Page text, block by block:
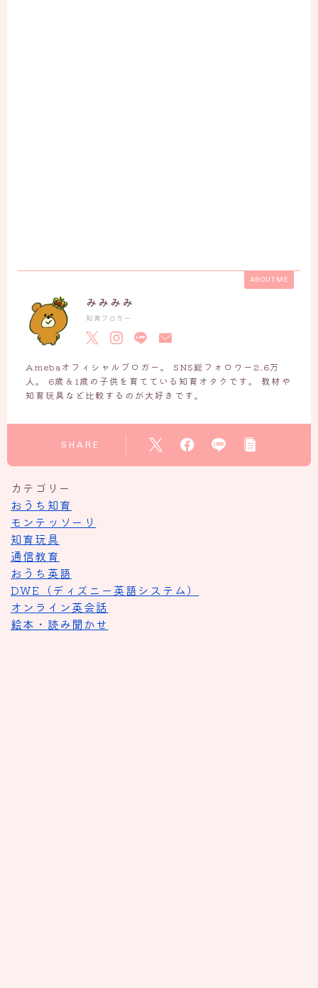
ABOUT ME
みみみみ
知育ブロガー
Amebaオフィシャルブロガー。 SNS総フォロワー2.6万
人。 6歳＆1歳の子供を育てている知育オタクです。 教材や
知育玩具など比較するのが大好きです。
SHARE
カテゴリー
おうち知育
モンテッソーリ
知育玩具
通信教育
おうち英語
DWE（ディズニー英語システム）
オンライン英会話
絵本・読み聞かせ